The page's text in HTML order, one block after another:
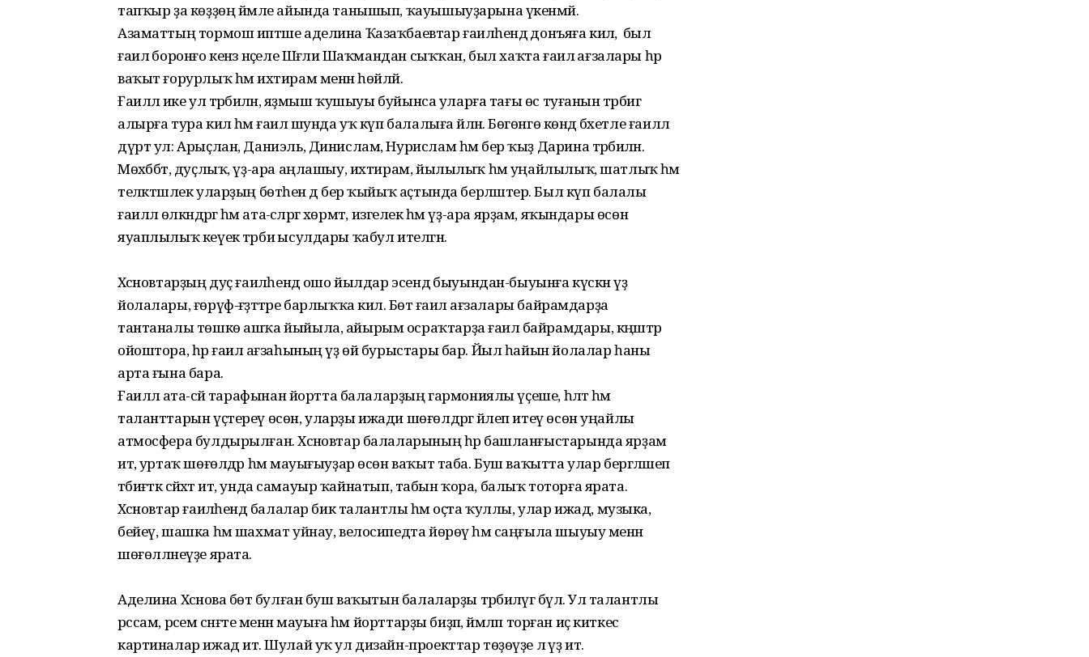
тапҡыр ҙа көҙҙөң йәмле айында танышып, ҡауышыуҙарына үкенмәй.
Азаматтың тормош иптәше аделина Ҡазаҡбаевтар ғаиләһендә донъяға килә, ә был
ғаилә боронғо кенәз нәҫеле Шәғәли Шаҡмандан сыҡҡан, был хаҡта ғаилә ағзалары һәр
ваҡыт ғорурлыҡ һәм ихтирам менән һөйләй.
Ғаиләлә ике ул тәрбиәләнә, яҙмыш ҡушыуы буйынса уларға тағы өс туғанын тәрбиәгә
алырға тура килә һәм ғаилә шунда уҡ күп балалыға әйләнә. Бөгөнгө көндә бәхетле ғаиләлә
дүрт ул: Арыҫлан, Даниэль, Динислам, Нурислам һәм бер ҡыҙ Дарина тәрбиәләнә.
Мөхәббәт, дуҫлыҡ, үҙ-ара аңлашыу, ихтирам, йылылыҡ һәм уңайлылыҡ, шатлыҡ һәм
теләктәшлек уларҙың бөтәһен дә бер ҡыйыҡ аҫтында берләштерә. Был күп балалы
ғаиләлә өлкәндәргә һәм ата-әсәләргә хөрмәт, изгелек һәм үҙ-ара ярҙам, яҡындары өсөн
яуаплылыҡ кеүек тәрбиә ысулдары ҡабул ителгән.
Хәсәновтарҙың дуҫ ғаиләһендә ошо йылдар эсендә быуындан-быуынға күскән үҙ
йолалары, ғөрүф-ғәҙәттәре барлыҡҡа килә. Бөтә ғаилә ағзалары байрамдарҙа
тантаналы төшкө ашҡа йыйыла, айырым осраҡтарҙа ғаилә байрамдары, кәңәштәр
ойоштора, һәр ғаилә ағзаһының үҙ өй бурыстары бар. Йыл һайын йолалар һаны
арта ғына бара.
Ғаиләлә ата-әсәй тарафынан йортта балаларҙың гармониялы үҫеше, һәләт һәм
таланттарын үҫтереү өсөн, уларҙы ижади шөғөлдәргә йәлеп итеү өсөн уңайлы
атмосфера булдырылған. Хәсәновтар балаларының һәр башланғыстарында ярҙам
итә, уртаҡ шөғөлдәр һәм мауығыуҙар өсөн ваҡыт таба. Буш ваҡытта улар бергәләшеп
тәбиғәткә сәйәхәт итә, унда самауыр ҡайнатып, табын ҡора, балыҡ тоторға ярата.
Хәсәновтар ғаиләһендә балалар бик талантлы һәм оҫта ҡуллы, улар ижад, музыка,
бейеү, шашка һәм шахмат уйнау, велосипедта йөрөү һәм саңғыла шыуыу менән
шөғөлләнеүҙе ярата.
Аделина Хәсәнова бөтә булған буш ваҡытын балаларҙы тәрбиәләүгә бүлә. Ул талантлы
рәссам, рәсем сәнғәте менән мауыға һәм йорттарҙы биҙәп, йәмләп торған иҫ киткес
картиналар ижад итә. Шулай уҡ ул дизайн-проекттар төҙөүҙе лә үҙ итә.